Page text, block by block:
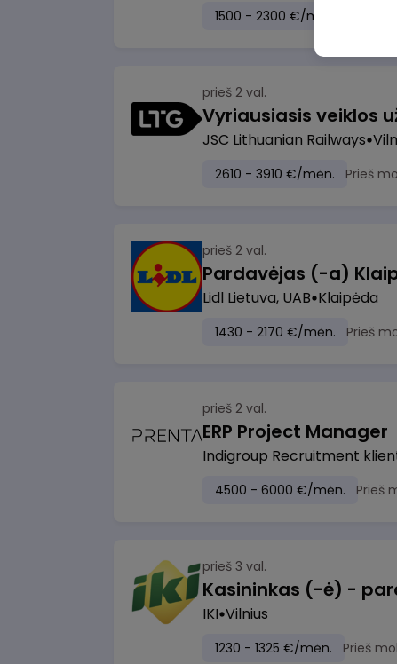
1500 - 2300 €/mėn. Prieš
prieš 2 val.
JSC Lithuanian Railways
2610 - 3910 €/mėn. Prieš
prieš 2 val.
Pardavėjas (-a)
Lidl Lietuva, UAB Klaipėda
1430 - 2170 €/mėn. Prieš
prieš 2 val.
ERP Project Manager
Indigroup Recruitment
4500 - 6000 €/mėn. Prieš
prieš 3 val.
IKI Vilnius
1230 - 1325 €/mėn. Prieš